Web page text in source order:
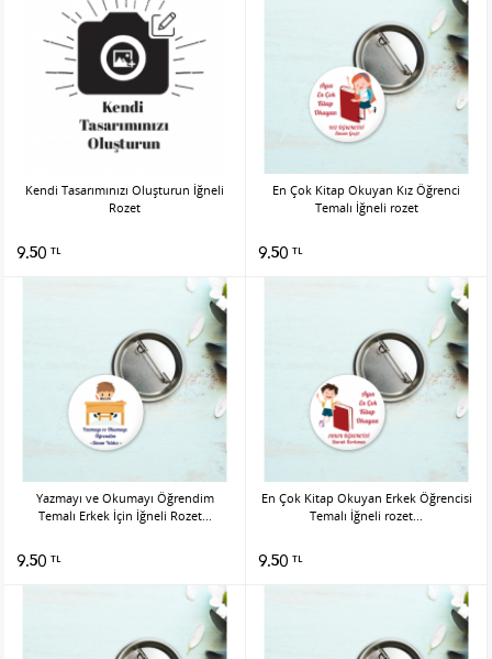
Kendi Tasarımınızı Oluşturun İğneli
Rozet
9.50 TL
En Çok Kitap Okuyan Kız Öğrenci
Temalı İğneli rozet
9.50 TL
Yazmayı ve Okumayı Öğrendim
Temalı Erkek İçin İğneli Rozet...
9.50 TL
En Çok Kitap Okuyan Erkek Öğrencisi
Temalı İğneli rozet...
9.50 TL